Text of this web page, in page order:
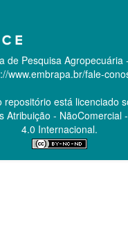
de Pesquisa Agropecuária
www.embrapa.br/fale-
repositório está licenciado
Atribuição - NãoComercial
4.0 Internacional.